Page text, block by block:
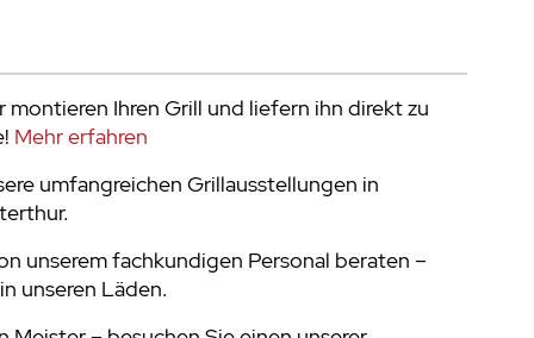
montieren Ihren Grill und liefern ihn direkt zu
Mehr erfahren
umfangreichen Grillausstellungen in
unserem fachkundigen Personal beraten –
unseren Läden.